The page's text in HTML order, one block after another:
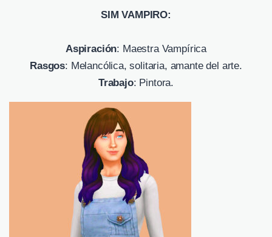
SIM VAMPIRO:
Aspiración: Maestra Vampírica
Rasgos: Melancólica, solitaria, amante del arte.
Trabajo: Pintora.